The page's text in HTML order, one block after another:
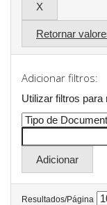
Retornar
Adicionar filtros:
Utilizar filtros para
Resultados/Página